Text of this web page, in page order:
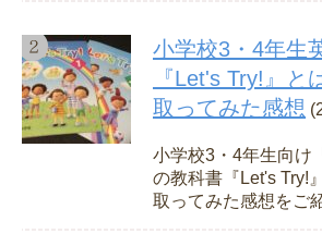
小学校3・4年生
『Let's Try!』と
取ってみた感想
小学校3・4年生向け
の教科書『Let's Try!
取ってみた感想をご